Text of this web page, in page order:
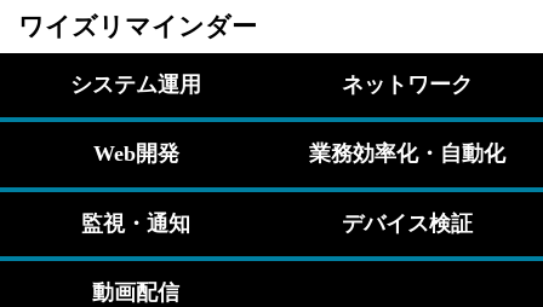
ワイズリマインダー
システム運用 ネットワーク
Web開発 業務効率化・自動化
監視・通知 デバイス検証
動画配信